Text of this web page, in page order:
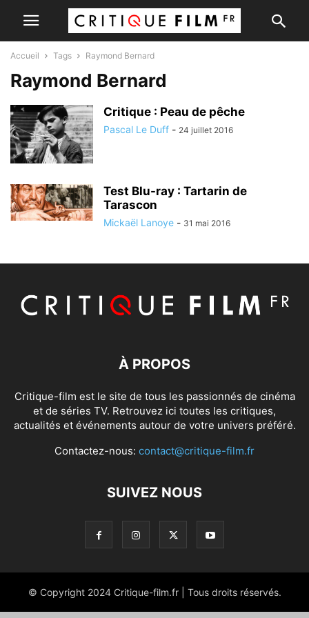
Accueil Tags Raymond Bernard
Raymond Bernard
Critique : Peau de pêche
Pascal Le Duff - 24 juillet 2016
Test Blu-ray : Tartarin de
Tarascon
Mickaël Lanoye - 31 mai 2016
À PROPOS
Critique-film est le site de tous les passionnés de cinéma
et de séries TV. Retrouvez ici toutes les critiques,
actualités et événements autour de votre univers préféré.
Contactez-nous: contact@critique-film.fr
SUIVEZ NOUS
© Copyright 2024 Critique-film.fr | Tous droits réservés.